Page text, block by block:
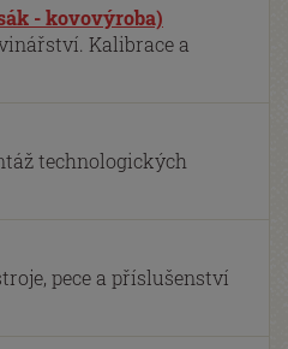
- kovovýroba)
Kalibrace a
technologických
pece a příslušenství